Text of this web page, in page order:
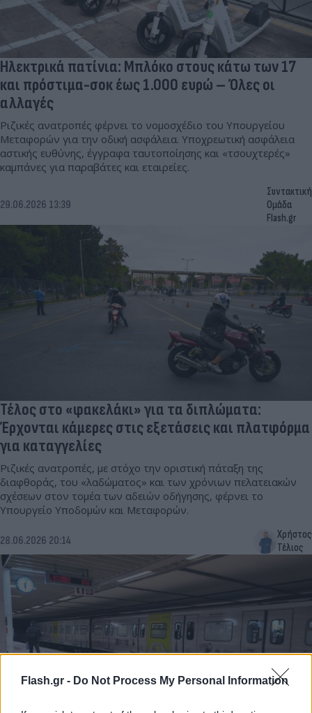
Flash.gr - Do Not Process My Personal Information
Ηλεκτρικά πατίνια: Μπλόκο στους κάτω των 17
και πρόστιμα-σοκ έως 1.000 ευρώ – Όλες οι
αλλαγές
Ριζικές ανατροπές φέρνει το νομοσχέδιο του Υπουργείου
Μεταφορών για την οδική ασφάλεια. Υποχρεωτική ασφάλεια
αστικής ευθύνης, έγγραφα ταυτοποίησης και «τσουχτερές»
καμπάνες για παραβάτες και εταιρείες.
29.06.2026 13:39
Συντακτική
Ομάδα
Flash.gr
Τέλος στο «φακελάκι» για τα διπλώματα:
Έρχονται κάμερες στις εξετάσεις και πλατφόρμα
για καταγγελίες
Ριζικές ανατροπές, με στόχο την οριστική πάταξη της
διαφθοράς, του «λαδώματος» και των χρόνιων πελατειακών
σχέσεων στον τομέα των αδειών οδήγησης, φέρνει το
Υπουργείο Υποδομών και Μεταφορών.
28.06.2026 20:14
Χρήστος
Τέλιος